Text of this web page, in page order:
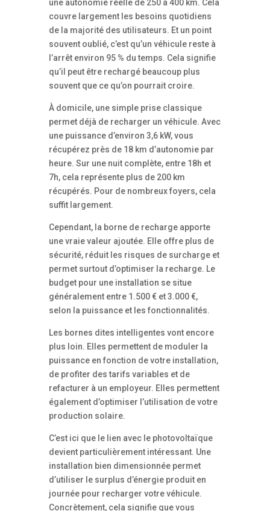
une autonomie réelle de 250 à 400 km. Cela
couvre largement les besoins quotidiens
de la majorité des utilisateurs. Et un point
souvent oublié, c’est qu’un véhicule reste à
l’arrêt environ 95 % du temps. Cela signifie
qu’il peut être rechargé beaucoup plus
souvent que ce qu’on pourrait croire.
À domicile, une simple prise classique
permet déjà de recharger un véhicule. Avec
une puissance d’environ 3,6 kW, vous
récupérez près de 18 km d’autonomie par
heure. Sur une nuit complète, entre 18h et
7h, cela représente plus de 200 km
récupérés. Pour de nombreux foyers, cela
suffit largement.
Cependant, la borne de recharge apporte
une vraie valeur ajoutée. Elle offre plus de
sécurité, réduit les risques de surcharge et
permet surtout d’optimiser la recharge. Le
budget pour une installation se situe
généralement entre 1.500 € et 3.000 €,
selon la puissance et les fonctionnalités.
Les bornes dites intelligentes vont encore
plus loin. Elles permettent de moduler la
puissance en fonction de votre installation,
de profiter des tarifs variables et de
refacturer à un employeur. Elles permettent
également d’optimiser l’utilisation de votre
production solaire.
C’est ici que le lien avec le photovoltaïque
devient particulièrement intéressant. Une
installation bien dimensionnée permet
d’utiliser le surplus d’énergie produit en
journée pour recharger votre véhicule.
Concrètement, cela signifie que vous